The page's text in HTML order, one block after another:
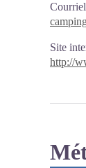
Courriel
Site
http://